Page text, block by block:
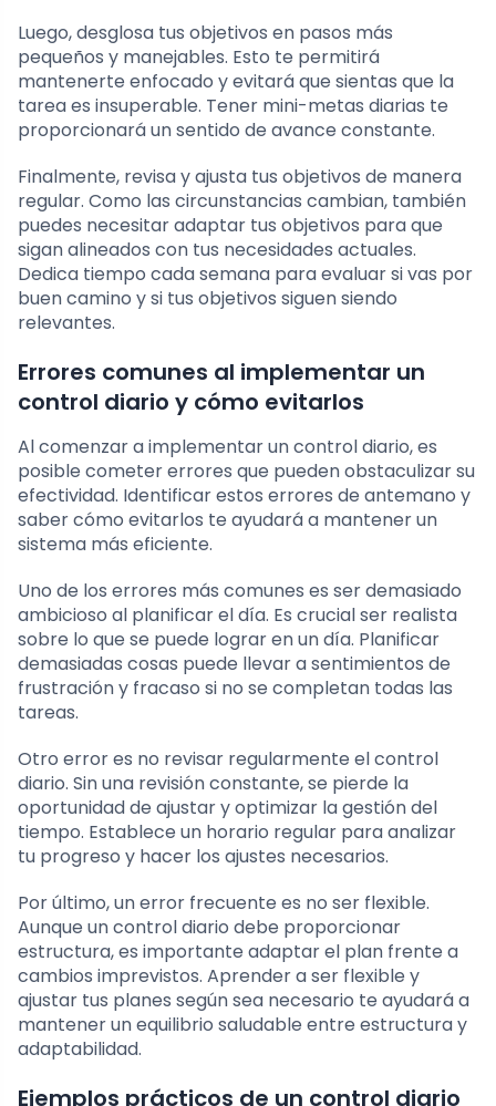
Luego, desglosa tus objetivos en pasos más
pequeños y manejables. Esto te permitirá
mantenerte enfocado y evitará que sientas que la
tarea es insuperable. Tener mini-metas diarias te
proporcionará un sentido de avance constante.
Finalmente, revisa y ajusta tus objetivos de manera
regular. Como las circunstancias cambian, también
puedes necesitar adaptar tus objetivos para que
sigan alineados con tus necesidades actuales.
Dedica tiempo cada semana para evaluar si vas por
buen camino y si tus objetivos siguen siendo
relevantes.
Errores comunes al implementar un
control diario y cómo evitarlos
Al comenzar a implementar un control diario, es
posible cometer errores que pueden obstaculizar su
efectividad. Identificar estos errores de antemano y
saber cómo evitarlos te ayudará a mantener un
sistema más eficiente.
Uno de los errores más comunes es ser demasiado
ambicioso al planificar el día. Es crucial ser realista
sobre lo que se puede lograr en un día. Planificar
demasiadas cosas puede llevar a sentimientos de
frustración y fracaso si no se completan todas las
tareas.
Otro error es no revisar regularmente el control
diario. Sin una revisión constante, se pierde la
oportunidad de ajustar y optimizar la gestión del
tiempo. Establece un horario regular para analizar
tu progreso y hacer los ajustes necesarios.
Por último, un error frecuente es no ser flexible.
Aunque un control diario debe proporcionar
estructura, es importante adaptar el plan frente a
cambios imprevistos. Aprender a ser flexible y
ajustar tus planes según sea necesario te ayudará a
mantener un equilibrio saludable entre estructura y
adaptabilidad.
Ejemplos prácticos de un control diario